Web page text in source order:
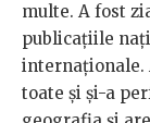
multe. A fost
publicațiile
internaționale.
toate și și-a